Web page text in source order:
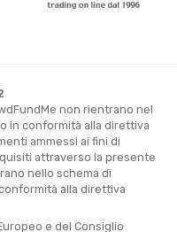
non rientrano nel
in conformità alla direttiva
ammessi ai fini di
attraverso la presente
nello schema di
alla direttiva
e del Consiglio